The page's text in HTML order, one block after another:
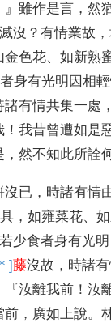
』雖作是言 ，然
滅沒 ？有情業故 ，
金色花、如新熟
身有光明因相
諸有情共集一處
！我昔曾遭如是
，然不知此所詮
沒已 ， 時諸有情
，如雍菜花、
若少食者身有光明
]藤沒故 ， 時諸
『汝離我前 ！汝
前 ， 廣如上說。